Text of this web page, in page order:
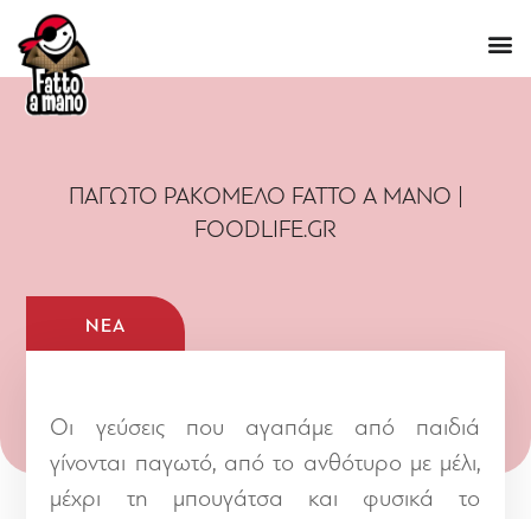
ΠΑΓΩΤΌ ΡΑΚΌΜΕΛΟ FATTO A MANO |
FOODLIFE.GR
ΝΈΑ
Οι γεύσεις που αγαπάμε από παιδιά
γίνονται παγωτό, από το ανθότυρο με μέλι,
μέχρι τη μπουγάτσα και φυσικά το